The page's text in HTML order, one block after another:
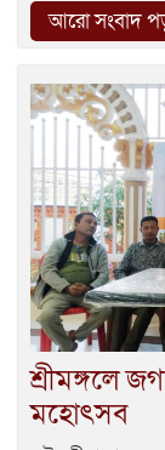
আরো সংবাদ
শ্রীমঙ্গলে
মহোৎসব